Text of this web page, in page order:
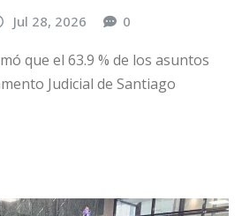
Jul 28, 2026 0
que el 63.9 % de los asuntos
Judicial de Santiago